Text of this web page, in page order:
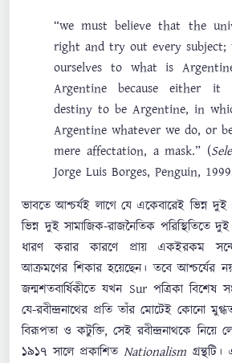
“we must believe that the
right and try out every subject;
ourselves to what is
Argentine because either
destiny to be Argentine, in
Argentine whatever we do, or
mere affectation, a mask.” (
Jorge Luis Borges, Penguin,
ভাবতে আশ্চর্যই লাগে যে একেবারেই ভিন্ন
ভিন্ন দুই সামাজিক-রাজনৈতিক পরিস্থিতিতে
ধারণ করার কারণে প্রায় একইরকম
আক্রমণের শিকার হয়েছেন। তবে আশ্চর্যের নয়
জন্মশতবার্ষিকীতে যখন ‍Sur পত্রিকা বিশেষ
যে-রবীন্দ্রনাথের প্রতি তাঁর মোটেই কোনো
বিরূপতা ও কটুক্তি, সেই রবীন্দ্রনাথকে নিয়ে
১৯১৭ সালে প্রকাশিতNationalism